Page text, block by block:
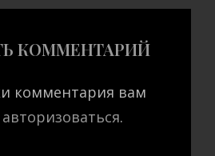
КОММЕНТАРИЙ
комментария вам
авторизоваться.